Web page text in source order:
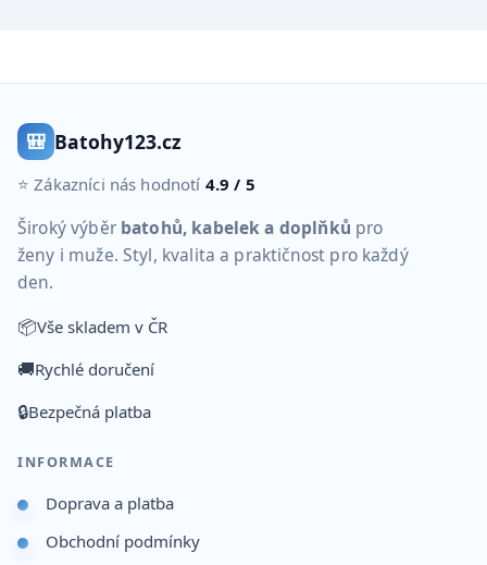
🎒 Batohy123.cz
⭐ Zákazníci nás hodnotí 4.9 / 5
Široký výběr batohů, kabelek a doplňků pro
ženy i muže. Styl, kvalita a praktičnost pro každý
den.
📦Vše skladem v ČR
🚚Rychlé doručení
🔒Bezpečná platba
INFORMACE
Doprava a platba
Obchodní podmínky